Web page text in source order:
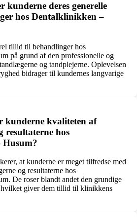
kunderne deres generelle
hos Dentalklinikken –
tillid til behandlinger hos
på grund af den professionelle og
og tandplejerne. Oplevelsen
bidrager til kundernes langvarige
kunderne kvaliteten af
resultaterne hos
at kunderne er meget tilfredse med
og resultaterne hos
De roser blandt andet den grundige
giver dem tillid til klinikkens